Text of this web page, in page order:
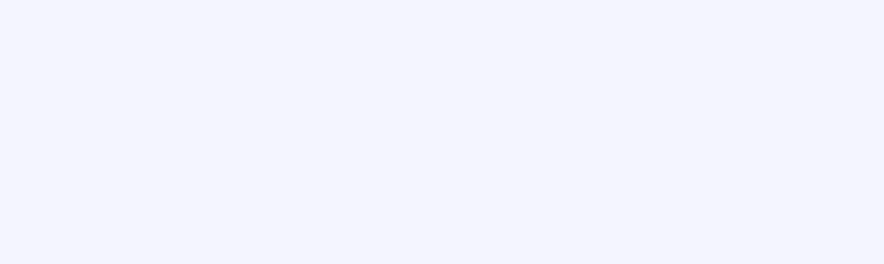
売上1000億の安定基盤！事業を牽引する法務部リーダー・マネージャー候補